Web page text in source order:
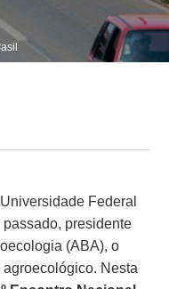
Federal
presidente
(ABA), o
Nesta